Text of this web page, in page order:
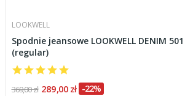
LOOKWELL
Spodnie jeansowe LOOKWELL DENIM
(regular)
369,00 zł 289,00 zł -22%